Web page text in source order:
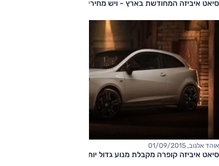
סיאט איביזה המחודשת בארץ - ויש מחירים
אוהד אלגוב, 01/09/2015
סיאט איביזה קופרה מקבלת מנוע גדול יותר